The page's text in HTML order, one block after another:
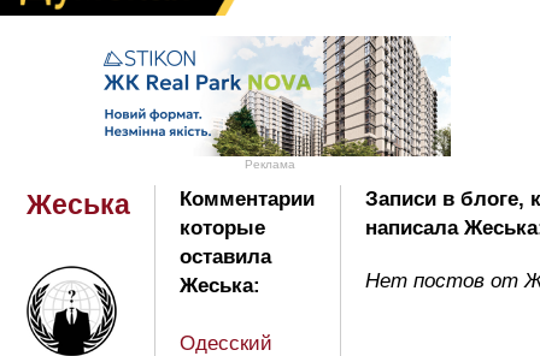
Реклама
Жеська
Комментарии
которые
оставила
Жеська:
Одесский
Записи в блоге,
написала
Нет постов от